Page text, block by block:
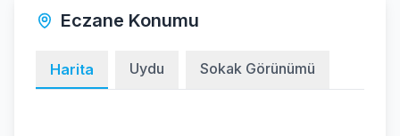
Eczane Konumu
Harita Uydu Sokak Görünümü